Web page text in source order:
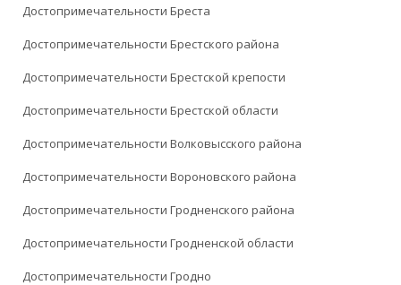
Достопримечательности Бреста
Достопримечательности Брестского района
Достопримечательности Брестской крепости
Достопримечательности Брестской области
Достопримечательности Волковысского района
Достопримечательности Вороновского района
Достопримечательности Гродненского района
Достопримечательности Гродненской области
Достопримечательности Гродно